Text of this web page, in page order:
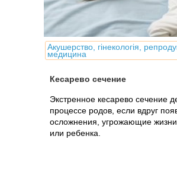
Акушерство, гінекологія,
медицина
Кесарево сечение
Экстренное кесарево сечение
процессе родов, если вдруг
осложнения, угрожающие
или ребенка.